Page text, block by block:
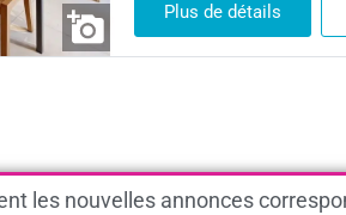
Plus de détails
les nouvelles annonces